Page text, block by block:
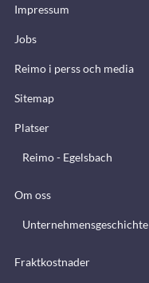
Impressum
Jobs
Reimo i perss och media
Sitemap
Platser
Reimo - Egelsbach
Om oss
Unternehmensgeschichte
Fraktkostnader